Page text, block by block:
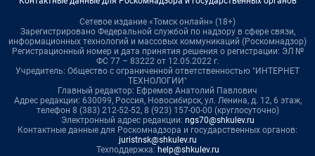
Сетевое издание «Томск онлайн» (18+)
Зарегистрировано Федеральной службой по надзору в сфере связи,
информационных технологий и массовых коммуникаций (Роскомнадзор)
Регистрационный номер и дата принятия решения о регистрации: ЭЛ №
ФС 77 – 83222 от 12.05.2022 г.
Учредитель: Общество с ограниченной ответственностью "ИНТЕРНЕТ
ТЕХНОЛОГИИ"
Главный редактор: Ефремов Анатолий Павлович
Адрес редакции: 630099, Россия, Новосибирск, ул. Ленина, д. 12, 6 этаж,
телефон 8 (383) 212-52-52, 8 (923) 157-00-00 (круглосуточно)
Электронный адрес редакции: ngs70@shkulev.ru
Контактные данные для Роскомнадзора и государственных органов:
juristnsk@shkulev.ru
Техподдержка: help@shkulev.ru